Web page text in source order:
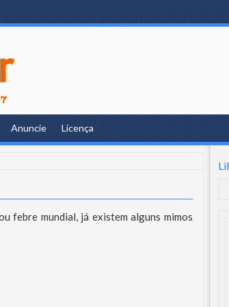
Anuncie Licença
febre mundial, já existem alguns mimos